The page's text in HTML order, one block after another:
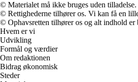
© Materialet må ikke bruges uden tilladelse.
© Rettighederne tilhører os. Vi kan få en
© Ophavsretten tilhører os og alt indhold er
Hvem er vi
Udvikling
Formål og værdier
Om redaktionen
Bidrag økonomisk
Steder